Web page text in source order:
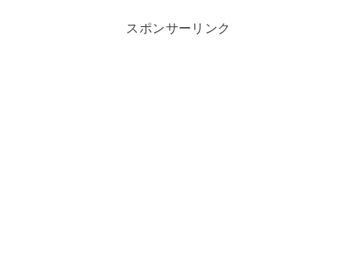
スポンサーリンク